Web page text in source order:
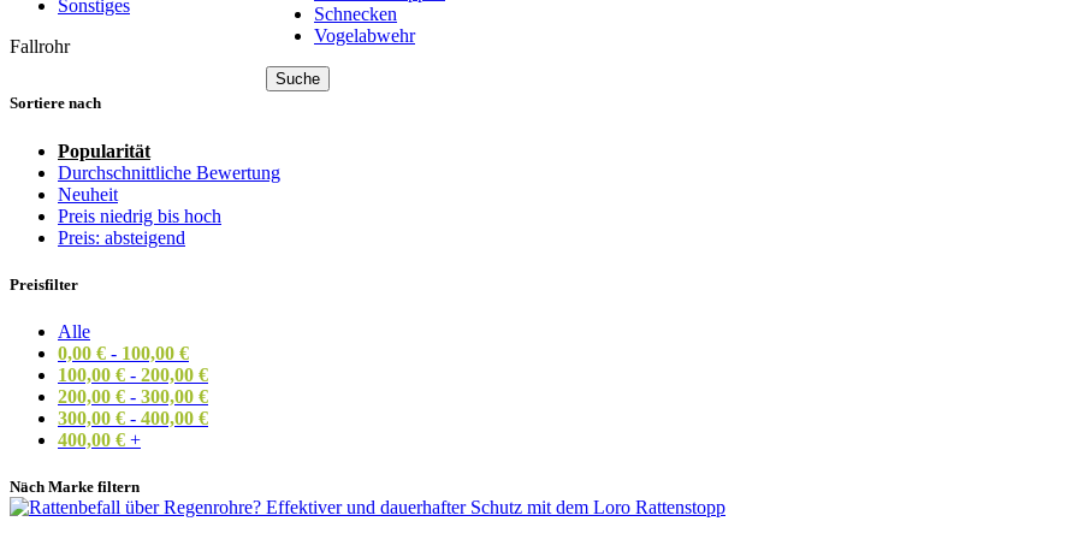
Schnecken
Vogelabwehr
Suche
Sonstiges
Fallrohr
Sortiere nach
Popularität
Durchschnittliche Bewertung
Neuheit
Preis niedrig bis hoch
Preis: absteigend
Preisfilter
Alle
0,00 € - 100,00 €
100,00 € - 200,00 €
200,00 € - 300,00 €
300,00 € - 400,00 €
400,00 € +
Nach Marke filtern